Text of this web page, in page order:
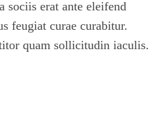
sociis erat ante eleifend
feugiat curae curabitur.
quam sollicitudin iaculis.